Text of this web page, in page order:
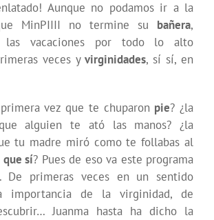
Aunque no podamos ir a la
MinPIIII no termine su bañera,
las vacaciones por todo lo alto
veces yvirginidades, sí sí, en
vez que te chuparon pie? ¿la
alguien te ató las manos? ¿la
tu madre miró como te follabas al
que sí? Pues de eso va este programa
De primeras veces en un sentido
importancia de la virginidad, de
Juanma hasta ha dicho la